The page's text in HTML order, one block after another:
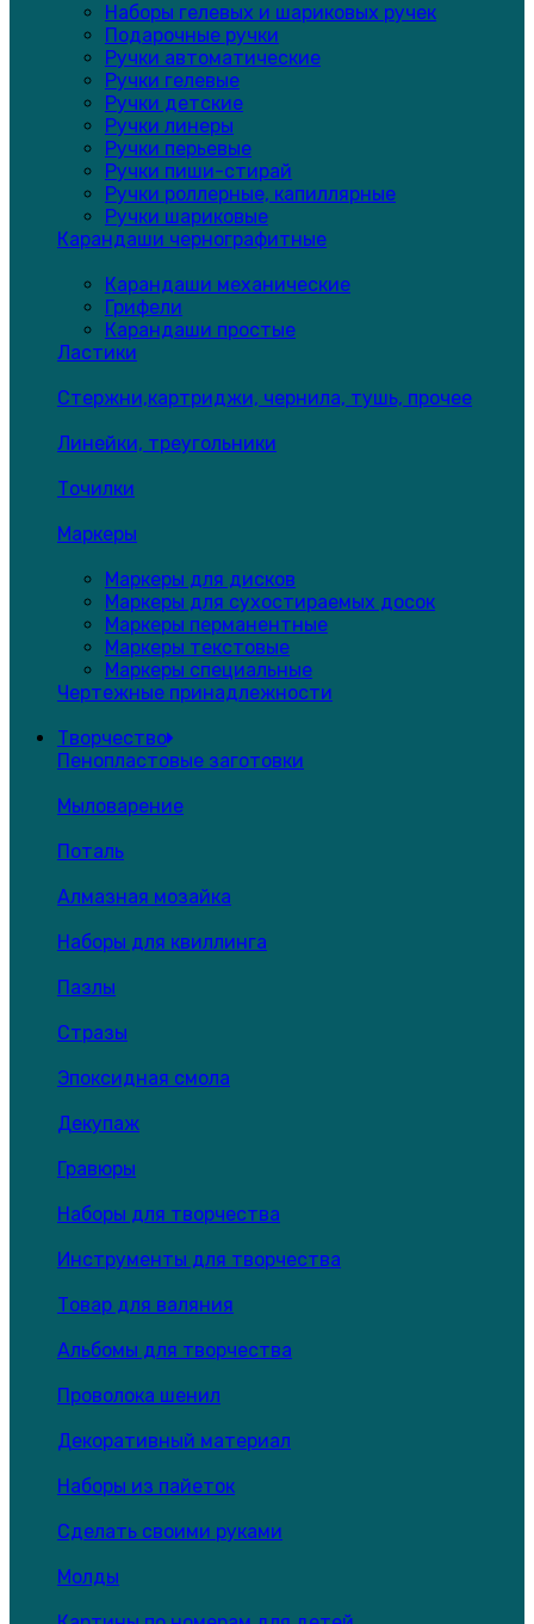
Наборы гелевых и шариковых ручек
Подарочные ручки
Ручки автоматические
Ручки гелевые
Ручки детские
Ручки линеры
Ручки перьевые
Ручки пиши-стирай
Ручки роллерные, капиллярные
Ручки шариковые
Карандаши чернографитные
Карандаши механические
Грифели
Карандаши простые
Ластики
Стержни,картриджи, чернила, тушь, прочее
Линейки, треугольники
Точилки
Маркеры
Маркеры для дисков
Маркеры для сухостираемых досок
Маркеры перманентные
Маркеры текстовые
Маркеры специальные
Чертежные принадлежности
Творчество
Пенопластовые заготовки
Мыловарение
Поталь
Алмазная мозайка
Наборы для квиллинга
Пазлы
Стразы
Эпоксидная смола
Декупаж
Гравюры
Наборы для творчества
Инструменты для творчества
Товар для валяния
Альбомы для творчества
Проволока шенил
Декоративный материал
Наборы из пайеток
Сделать своими руками
Молды